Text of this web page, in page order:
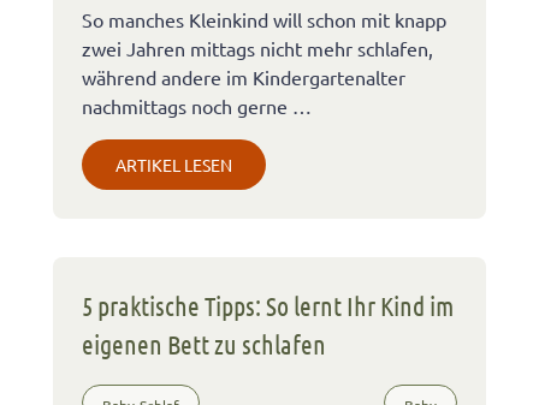
So manches Kleinkind will schon mit knapp
zwei Jahren mittags nicht mehr schlafen,
während andere im Kindergartenalter
nachmittags noch gerne …
ARTIKEL LESEN
5 praktische Tipps: So lernt Ihr Kind im
eigenen Bett zu schlafen